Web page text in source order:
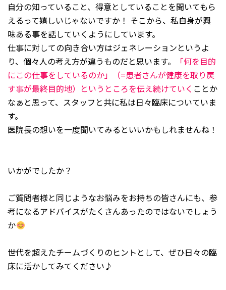
自分の知っていること、得意としていることを聞いてもら
えるって嬉しいじゃないですか！ そこから、私自身が興
味ある事を話していくようにしています。
仕事に対しての向き合い方はジェネレーションというよ
り、個々人の考え方が違うものだと思います。
「何を目的
にこの仕事をしているのか」（=患者さんが健康を取り戻
す事が最終目的地）というところを伝え続けていく ことか
なぁと思って、スタッフと共に私は日々臨床についていま
す。
医院長の想いを一度聞いてみるといいかもしれませんね！
いかがでしたか？
ご質問者様と同じようなお悩みをお持ちの皆さんにも、参
考になるアドバイスがたくさんあったのではないでしょう
か
世代を超えたチームづくりのヒントとして、ぜひ日々の臨
床に活かしてみてください♪